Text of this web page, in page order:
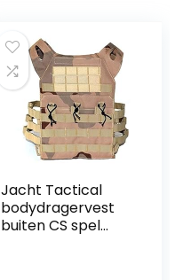
Jacht Tactical
bodydragervest
buiten CS spel